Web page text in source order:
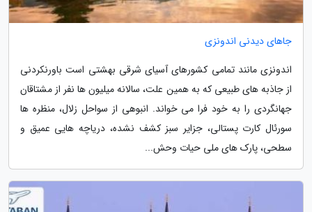
جاهای دیدنی اندونزی
اندونزی مانند تمامی کشورهای آسیای شرقی بهشتی است باورنکردنی
از جاذبه های طبیعی که به همین علت، سالانه میلیون ها نفر از مشتاقان
جهانگردی را به خود فرا می خواند. انبوهی از سواحل زلال، منظره ها
سورئال کارت پستالی، جزایر سبز کشف نشده، دریاچه هایی عمیق و
سطحی، پارک های ملی حیات وحش...